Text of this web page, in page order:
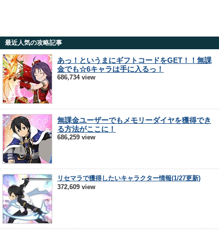
最近人気の攻略記事
あっ！というまにギフトコードをGET！！無課
金でも☆6キャラは手に入るっ！
686,734 view
無課金ユーザーでもメモリーダイヤを獲得でき
る方法がここに！
686,259 view
リセマラで獲得したいキャラクター情報(1/27更新)
372,609 view